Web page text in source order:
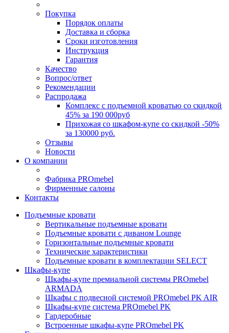
Покупка
Порядок оплаты
Доставка и сборка
Сроки изготовления
Инструкция
Гарантия
Качество
Вопрос/ответ
Рекомендации
Распродажа
Комплекс с подъемной кроватью со скидкой
45% за 190 000руб
Прихожая со шкафом-купе со скидкой -50%
за 130000 руб.
Отзывы
Новости
О компании
Фабрика PROmebel
Фирменные салоны
Контакты
Подъемные кровати
Вертикальные подъемные кровати
Подъемные кровати с диваном Lounge
Горизонтальные подъемные кровати
Технические характеристики
Подъемные кровати в комплектации SELECT
Шкафы-купе
Шкафы-купе премиальной системы PROmebel
ARMADA
Шкафы с подвесной системой PROmebel PK AIR
Шкафы-купе система PROmebel PK
Гардеробные
Встроенные шкафы-купе PROmebel PK